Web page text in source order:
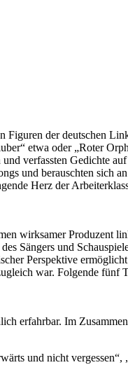
Figuren der deutschen
etwa oder „Roter
verfassten Gedichte
und berauschten sich
Herz der
wirksamer Produzent
Sängers und
Perspektive
war. Folgende fünf
erfahrbar. Im
und nicht